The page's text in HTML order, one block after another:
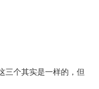
三个其实是一样的，但